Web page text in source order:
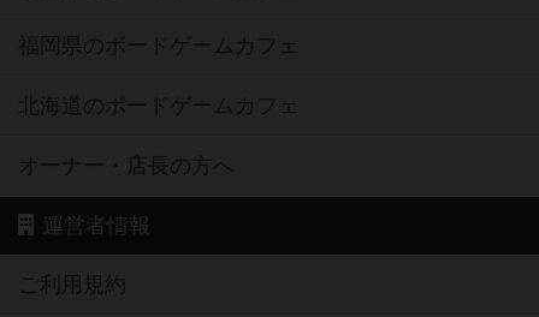
福岡県のボードゲームカフェ
北海道のボードゲームカフェ
オーナー・店長の方へ
運営者情報
ご利用規約